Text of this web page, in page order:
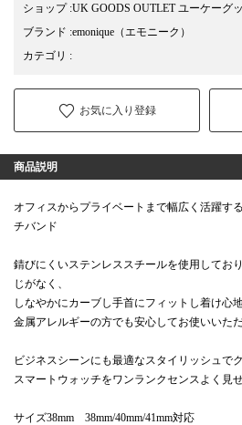
ショップ:UK GOODS OUTLET ユーケーグ
ブランド :emonique （エモニーク）
カテゴリ :
お気に入り登録
商品説明
オフィスからプライベートまで幅広く活躍す
チバンド
錆びにくいステンレススチールを使用してお
じがなく、
しなやかにカーブし手首にフィットし着け心地
金属アレルギーの方でも安心してお使いいただ
ビジネスシーンにも最適なスタイリッシュで
スマートウォッチをワンランクセンスよく見
サイズ38mm 38mm/40mm/41mm対応